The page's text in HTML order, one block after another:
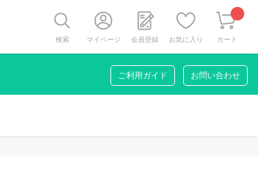
検索 マイページ 会員登録 お気に入り カート
ご利用ガイド お問い合わせ